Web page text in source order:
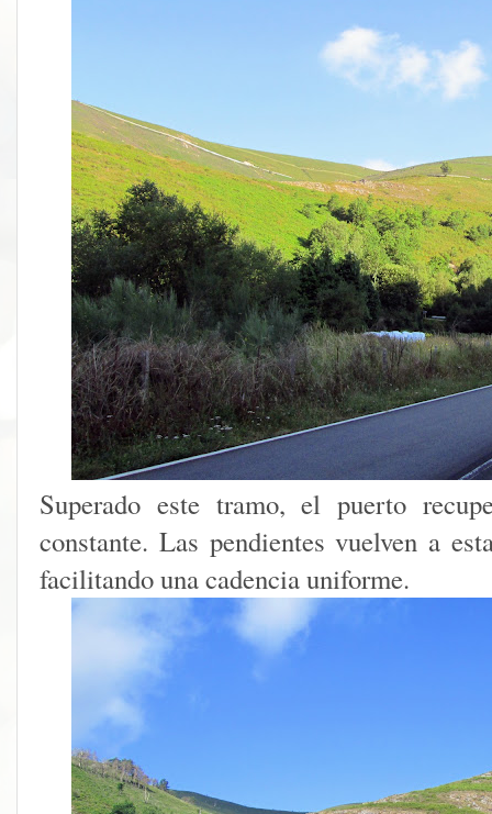
Superado este tramo, el puerto
constante. Las pendientes vuelven a
facilitando una cadencia uniforme.